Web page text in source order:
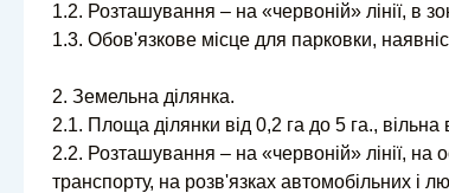
1.2. Розташування – на «червоній» лінії, в
1.3. Обов'язкове місце для парковки,
2. Земельна ділянка.
2.1. Площа ділянки від 0,2 га до 5 га.,
2.2. Розташування – на «червоній» лінії, на
транспорту, на розв'язках автомобільних і